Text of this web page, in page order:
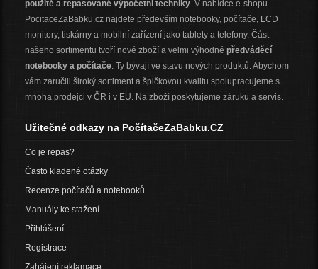
použité a repasované výpočetní techniky. V nabídce e-shopu
PocitaceZaBabku.cz najdete především notebooky, počítače, LCD
monitory, tiskárny a mobilní zařízení jako tablety a telefony. Část
našeho sortimentu tvoří nové zboží a velmi výhodné předváděcí
notebooky a počítače. Ty bývají ve stavu nových produktů. Abychom
vám zaručili široký sortiment a špičkovou kvalitu spolupracujeme s
mnoha prodejci v ČR i v EU. Na zboží poskytujeme záruku a servis.
Užitečné odkazy na PočítačeZaBabku.CZ
Co je repas?
Často kladené otázky
Recenze počítačů a notebooků
Manuály ke stažení
Přihlášení
Registrace
Zahájení reklamace